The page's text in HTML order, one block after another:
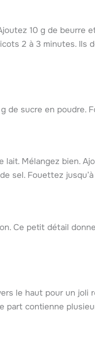
10 g de beurre
2 à 3 minutes. Ils
de sucre en poudre.
lait. Mélangez bien.
sel. Fouettez
Ce petit détail
le haut pour un joli
part contienne